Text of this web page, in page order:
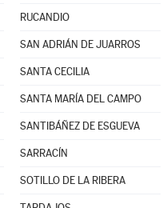
RUCANDIO
SAN ADRIÁN DE JUARROS
SANTA CECILIA
SANTA MARÍA DEL CAMPO
SANTIBÁÑEZ DE ESGUEVA
SARRACÍN
SOTILLO DE LA RIBERA